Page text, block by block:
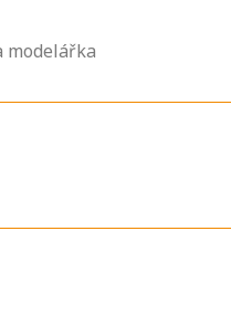
modelářka